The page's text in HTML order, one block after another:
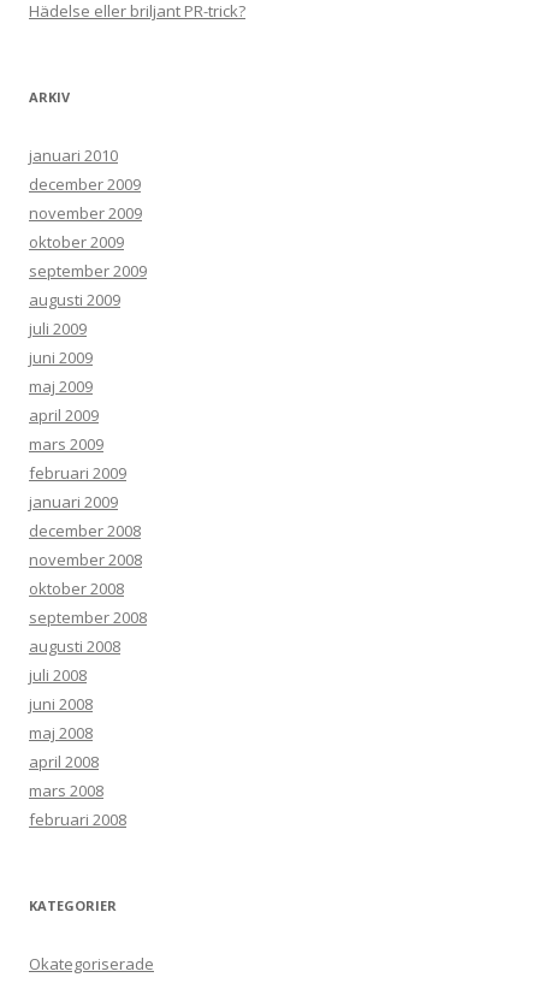
Hädelse eller briljant PR-trick?
ARKIV
januari 2010
december 2009
november 2009
oktober 2009
september 2009
augusti 2009
juli 2009
juni 2009
maj 2009
april 2009
mars 2009
februari 2009
januari 2009
december 2008
november 2008
oktober 2008
september 2008
augusti 2008
juli 2008
juni 2008
maj 2008
april 2008
mars 2008
februari 2008
KATEGORIER
Okategoriserade